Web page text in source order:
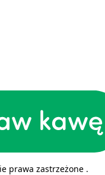
prawa zastrzeżone .